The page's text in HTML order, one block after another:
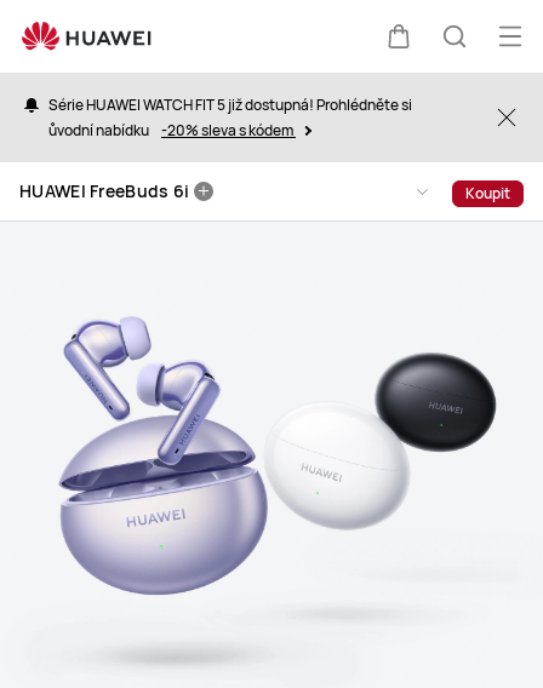
FreeBuds
6i
KošíkHledat
Série HUAWEI WATCH FIT 5 již dostupná! Prohlédněte si
ůvodní nabídku -20% sleva s kódem
HUAWEI FreeBuds 6i Koupit